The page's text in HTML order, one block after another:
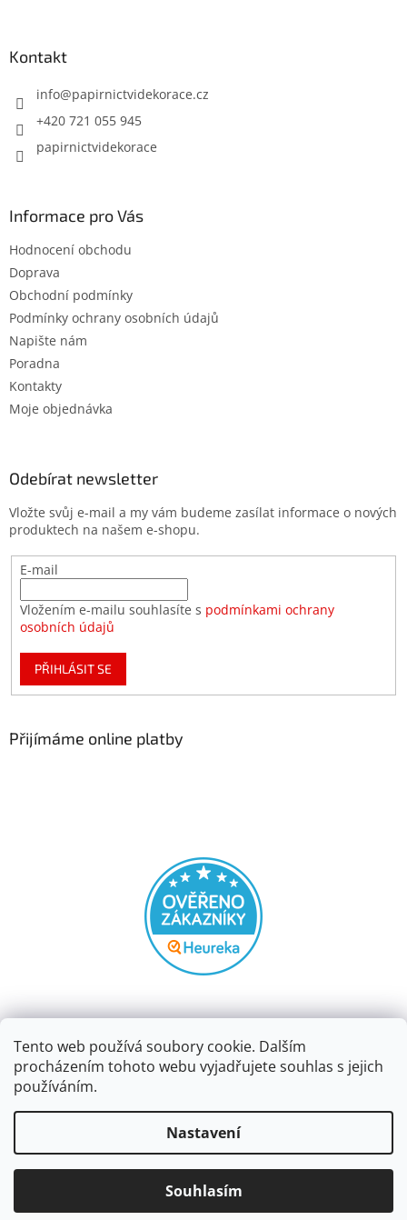
Tento web používá soubory cookie. Dalším
procházením tohoto webu vyjadřujete souhlas s jejich
používáním.
Nastavení
Souhlasím
Kontakt
info@papirnictvidekorace.cz
+420 721 055 945
papirnictvidekorace
Informace pro Vás
Hodnocení obchodu
Doprava
Obchodní podmínky
Podmínky ochrany osobních údajů
Napište nám
Poradna
Kontakty
Moje objednávka
Odebírat newsletter
Vložte svůj e-mail a my vám budeme zasílat informace o nových
produktech na našem e-shopu.
E-mail
Vložením e-mailu souhlasíte s podmínkami ochrany
osobních údajů
PŘIHLÁSIT SE
Přijímáme online platby
vyhrazena.